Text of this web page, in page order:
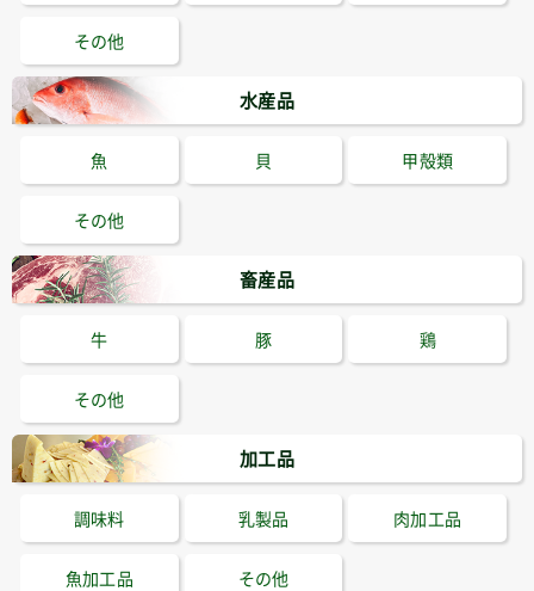
その他
水産品
魚 貝 甲殻類
その他
畜産品
牛 豚 鶏
その他
加工品
調味料 乳製品 肉加工品
魚加工品 その他